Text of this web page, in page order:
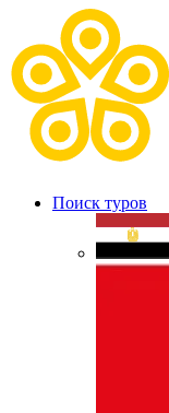
Поиск туров